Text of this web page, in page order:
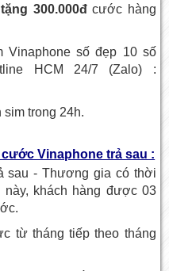
tặng 300.000đcước hàng
Vinaphone số đẹp 10 số
HCM 24/7 (Zalo) :
trong 24h.
Vinaphone trả sau :
sau - Thương gia có thời
này, khách hàng được 03
từ tháng tiếp theo tháng